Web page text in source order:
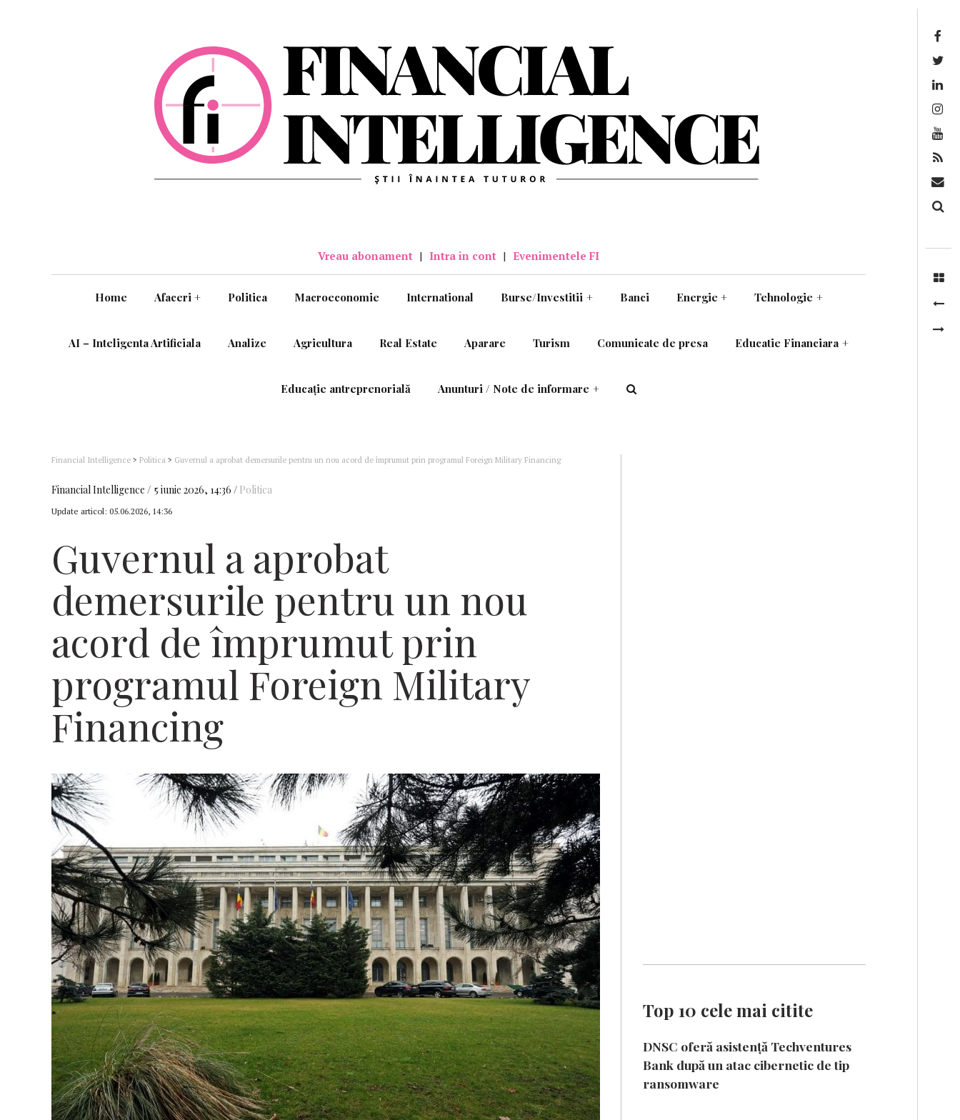
Vreau abonament | Intra in cont | Evenimentele FI
Home Afaceri + Politica Macroeconomie International Burse/Investitii + Banci Energie + Tehnologie +
AI – Inteligenta Artificiala Analize Agricultura Real Estate Aparare Turism Comunicate de presa Educatie Financiara +
Educație antreprenorială Anunturi / Note de informare +
Financial Intelligence > Politica > Guvernul a aprobat demersurile pentru un nou acord de împrumut prin programul Foreign Military Financing
Financial Intelligence 5 iunie 2026, 14:36 Politica
Update articol: 05.06.2026, 14:36
Guvernul a aprobat
demersurile pentru un nou
acord de împrumut prin
programul Foreign Military
Financing
Top 10 cele mai citite
DNSC oferă asistență Techventures
Bank după un atac cibernetic de tip
ransomware